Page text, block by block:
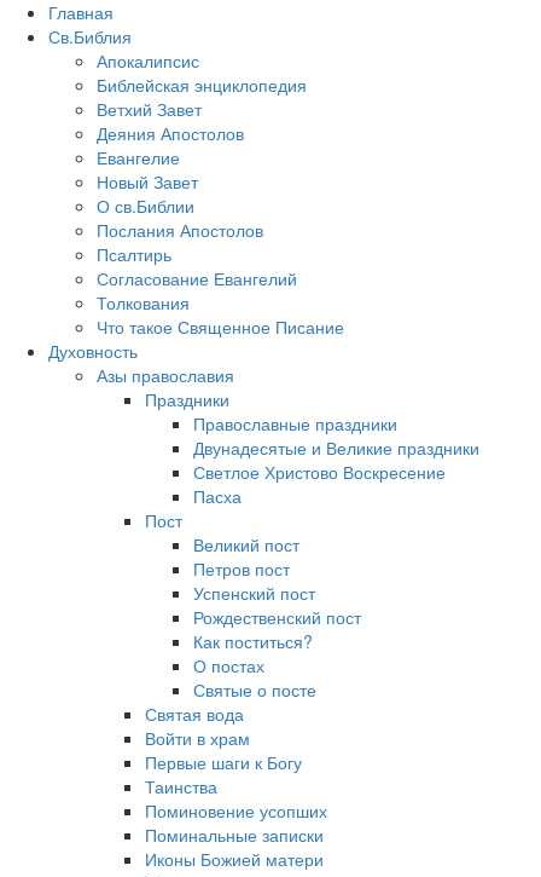
Главная
Св.Библия
Апокалипсис
Библейская энциклопедия
Ветхий Завет
Деяния Апостолов
Евангелие
Новый Завет
О св.Библии
Послания Апостолов
Псалтирь
Согласование Евангелий
Толкования
Что такое Священное Писание
Духовность
Азы православия
Праздники
Православные праздники
Двунадесятые и Великие праздники
Светлое Христово Воскресение
Пасха
Пост
Великий пост
Петров пост
Успенский пост
Рождественский пост
Как поститься?
О постах
Святые о посте
Святая вода
Войти в храм
Первые шаги к Богу
Таинства
Поминовение усопших
Поминальные записки
Иконы Божией матери